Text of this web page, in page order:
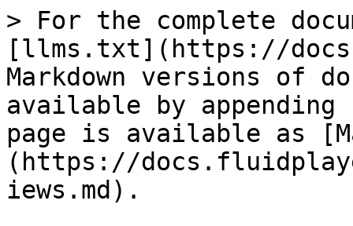
> For the complete
[llms.txt](https://
Markdown versions of
available by
page is available as
(https://
iews.md).